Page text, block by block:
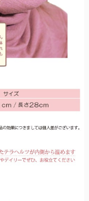
の特大サイズ。
い印象のシルエット。
、バイザータイプの遮光
100%遮光手袋。
ー
。
けで紫外線をカット。